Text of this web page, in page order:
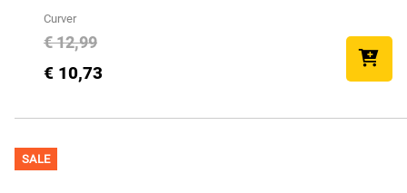
Curver
€ 12,99
€ 10,73
SALE